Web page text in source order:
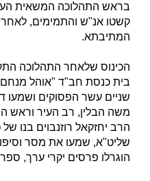
בראש התהלוכה המשאית
קשטו אנ"ש והתמימים,
המתיבתא.
הכינוס שלאחר התהלוכה
בית כנסת חב"ד "אוהל
שניים עשר הפסוקים
משה הבלין, רב העיר וראש
הרב יחזקאל רוזנבוים בנו
שליט"א, שמעו את מסר
הוגרלו פרסים יקרי ערך,